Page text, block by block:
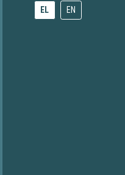
EL EN